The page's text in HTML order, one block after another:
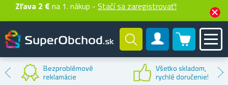
Zľava 2 € na 1. nákup - Stačí sa zaregistrovať!
Zákaznícky účet
0 produktů
Bezproblémové
reklamácie
Všetko skladom,
rychlé doručenie!